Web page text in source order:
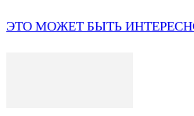
ЭТО МОЖЕТ БЫТЬ